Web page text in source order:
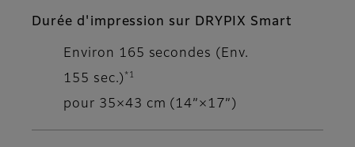
Durée d'impression sur DRYPIX Smart
Environ 165 secondes (Env.
155 sec.) *1
pour 35×43 cm (14”×17”)